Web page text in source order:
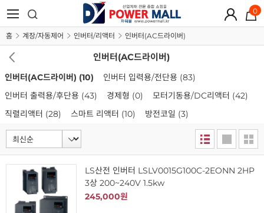
0
홈 계장/자동제어 인버터/리액터 인버터(AC드라이버)
인버터(AC드라이버)
인버터(AC드라이버) (10) 인버터 입력용/전단용 (83)
인버터 출력용/후단용 (43) 경제형 (0) 모터기동용/DC리액터 (42)
직렬리액터 (28) 스마트 리액터 (10) 방전코일 (3)
LS산전 인버터 LSLV0015G100C-2EONN 2HP
3상 200~240V 1.5kw
245,000원